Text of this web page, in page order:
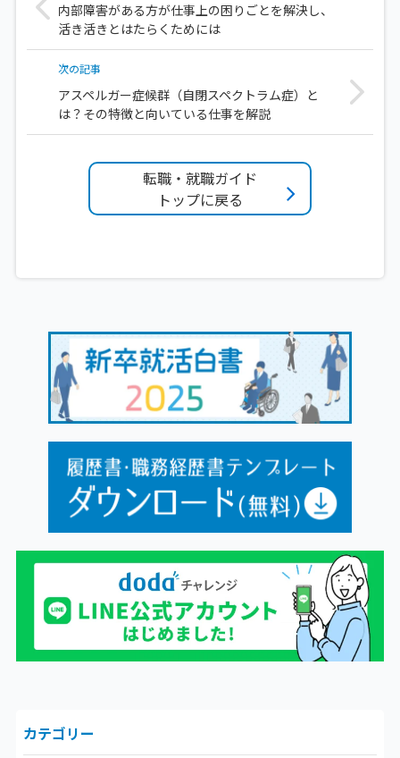
内部障害がある方が仕事上の困りごとを解決し、
活き活きとはたらくためには
次の記事
アスペルガー症候群（自閉スペクトラム症）と
は？その特徴と向いている仕事を解説
転職・就職ガイド
トップに戻る
カテゴリー